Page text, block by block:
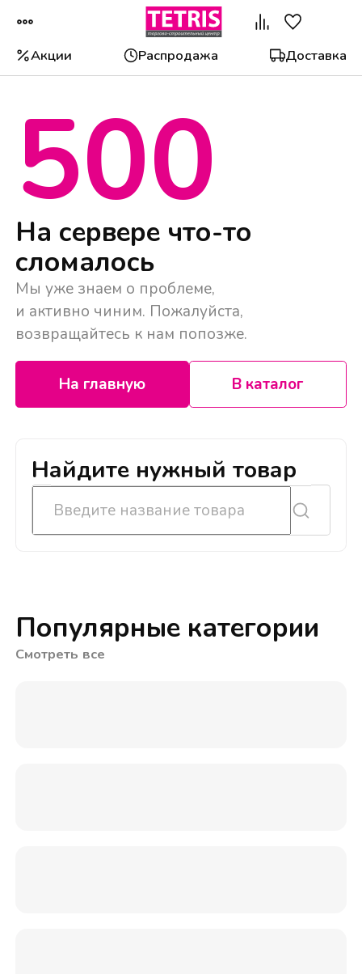
Акции Распродажа Доставка
500
На сервере что-то
сломалось
Мы уже знаем о проблеме,
и активно чиним. Пожалуйста,
возвращайтесь к нам попозже.
На главную В каталог
Найдите нужный товар
Популярные категории
Смотреть все